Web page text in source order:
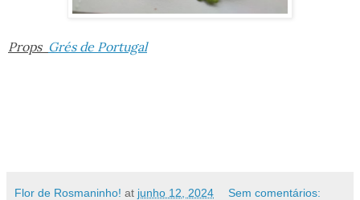
Props Grés de Portugal
Flor de Rosmaninho! at junho 12, 2024 Sem comentários: